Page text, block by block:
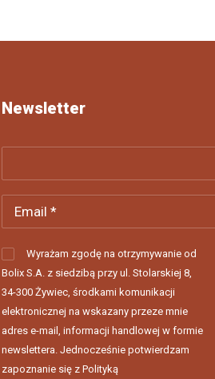
Newsletter
Wyrażam zgodę na otrzymywanie od
Bolix S.A. z siedzibą przy ul. Stolarskiej 8,
34-300 Żywiec, środkami komunikacji
elektronicznej na wskazany przeze mnie
adres e-mail, informacji handlowej w formie
newslettera. Jednocześnie potwierdzam
zapoznanie się z Polityką